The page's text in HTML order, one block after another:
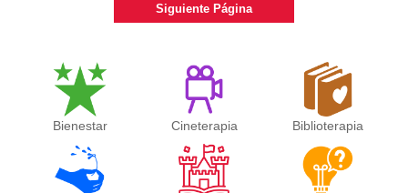
Siguiente Página
Bienestar Cineterapia Biblioterapia